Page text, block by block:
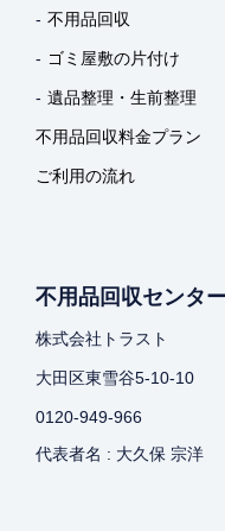
不用品回収センタ
株式会社トラスト
大田区東雪谷5-10-10
0120-949-966
代表者名 : 大久保 宗洋
不用品回収
ゴミ屋敷の片付け
遺品整理・生前整理
不用品回収料金プラン
ご利用の流れ